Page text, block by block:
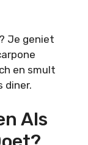
Je geniet
en smult
diner.
Als